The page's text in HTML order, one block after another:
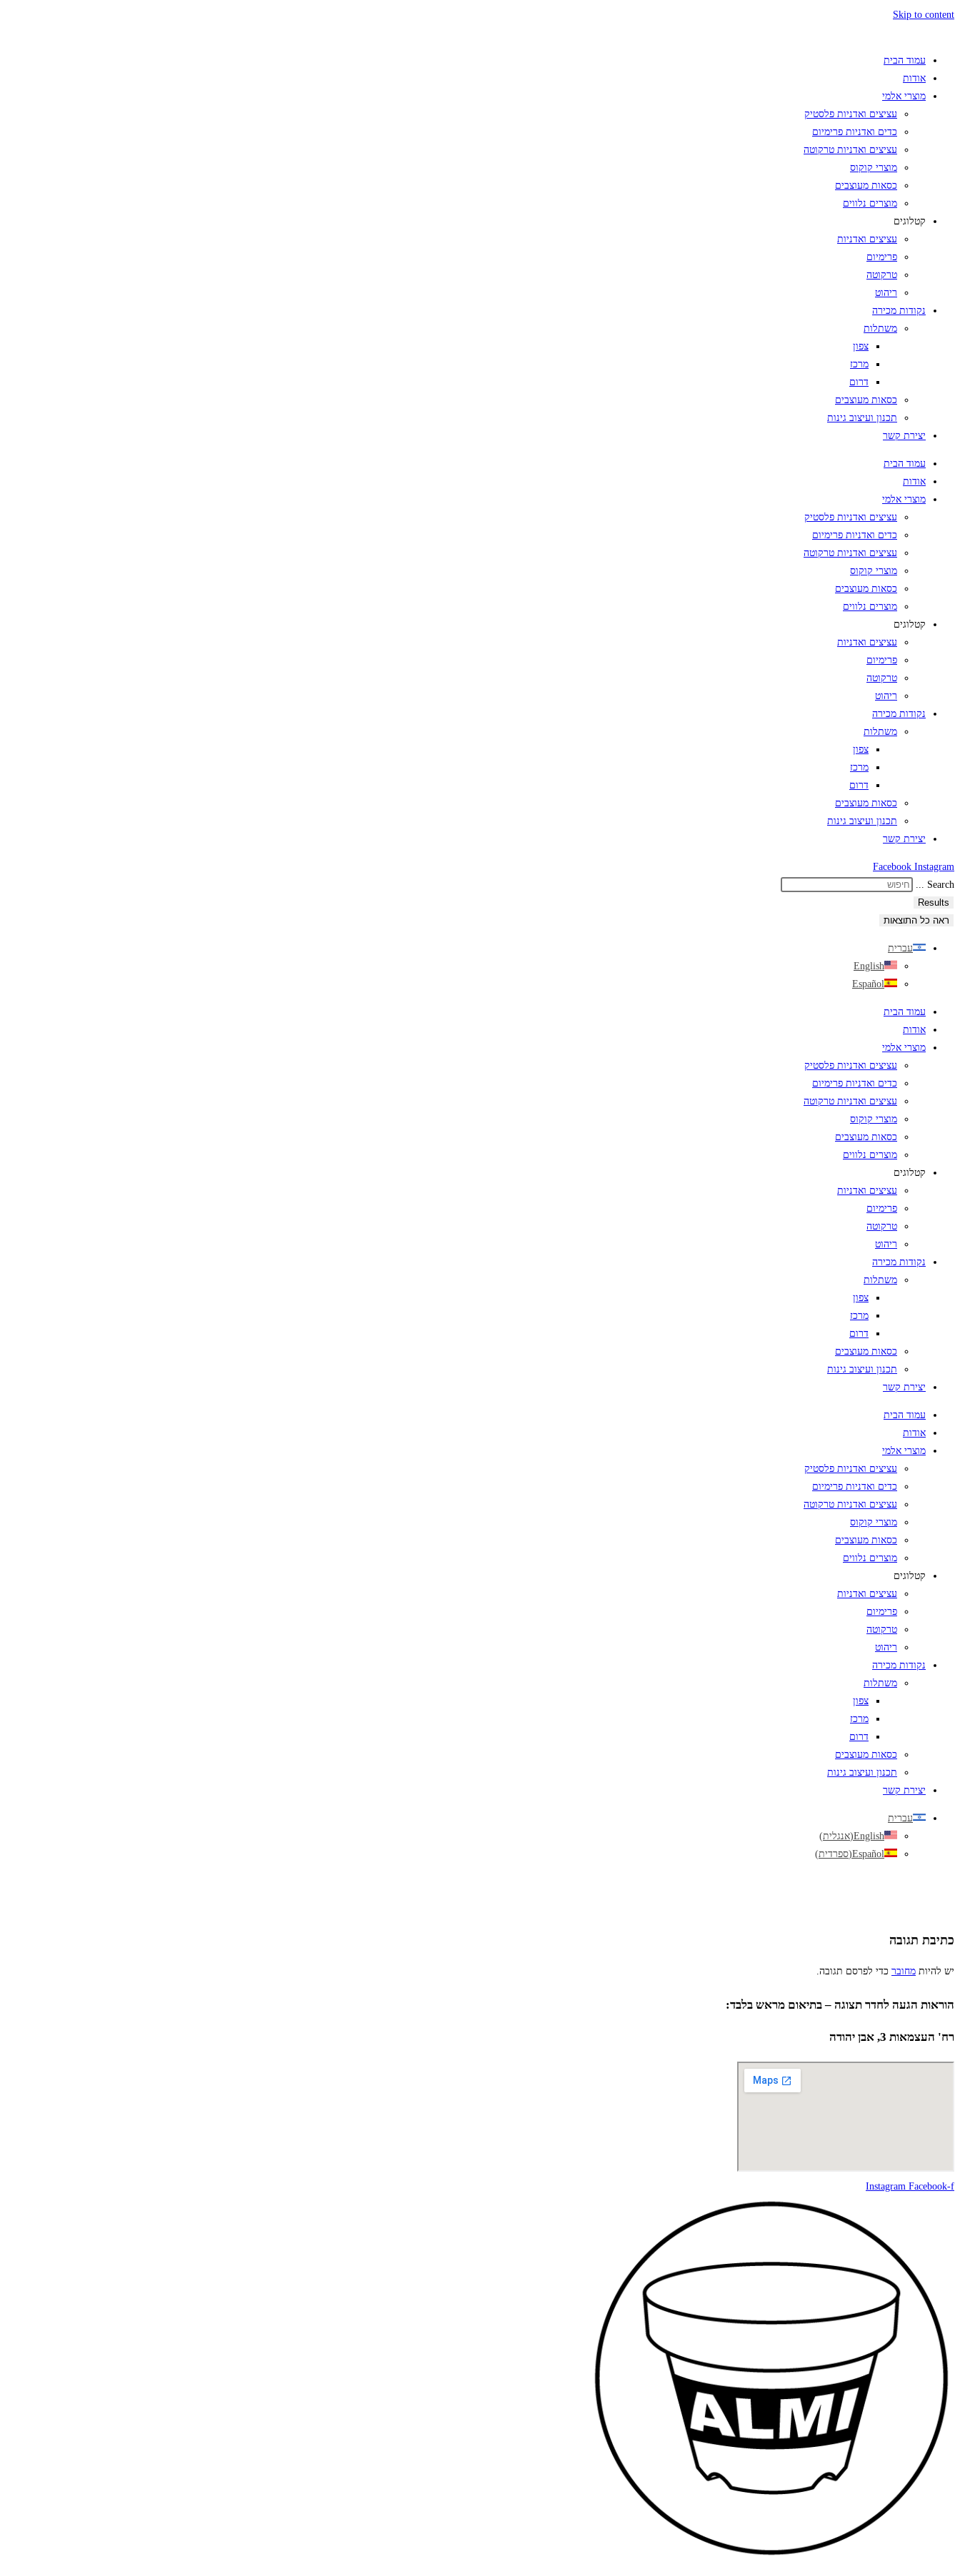
Skip to content
עמוד הבית
אודות
מוצרי אלמי
עציצים ואדניות פלסטיק
כדים ואדניות פרימיום
עציצים ואדניות טרקוטה
מוצרי קוקוס
כסאות מעוצבים
מוצרים נלווים
קטלוגים
עציצים ואדניות
פרימיום
טרקוטה
ריהוט
נקודות מכירה
משתלות
צפון
מרכז
דרום
כסאות מעוצבים
תכנון ועיצוב גינות
יצירת קשר
עמוד הבית
אודות
מוצרי אלמי
עציצים ואדניות פלסטיק
כדים ואדניות פרימיום
עציצים ואדניות טרקוטה
מוצרי קוקוס
כסאות מעוצבים
מוצרים נלווים
קטלוגים
עציצים ואדניות
פרימיום
טרקוטה
ריהוט
נקודות מכירה
משתלות
צפון
מרכז
דרום
כסאות מעוצבים
תכנון ועיצוב גינות
יצירת קשר
Facebook Instagram
Search ...
Results
ראה כל התוצאות
עברית
English
Español
עמוד הבית
אודות
מוצרי אלמי
עציצים ואדניות פלסטיק
כדים ואדניות פרימיום
עציצים ואדניות טרקוטה
מוצרי קוקוס
כסאות מעוצבים
מוצרים נלווים
קטלוגים
עציצים ואדניות
פרימיום
טרקוטה
ריהוט
נקודות מכירה
משתלות
צפון
מרכז
דרום
כסאות מעוצבים
תכנון ועיצוב גינות
יצירת קשר
עמוד הבית
אודות
מוצרי אלמי
עציצים ואדניות פלסטיק
כדים ואדניות פרימיום
עציצים ואדניות טרקוטה
מוצרי קוקוס
כסאות מעוצבים
מוצרים נלווים
קטלוגים
עציצים ואדניות
פרימיום
טרקוטה
ריהוט
נקודות מכירה
משתלות
צפון
מרכז
דרום
כסאות מעוצבים
תכנון ועיצוב גינות
יצירת קשר
עברית
English
(אנגלית)
Español
(ספרדית)
כתיבת תגובה
יש להיות מחובר כדי לפרסם תגובה.
הוראות הגעה לחדר תצוגה – בתיאום מראש בלבד:
רח' העצמאות 3, אבן יהודה
Instagram Facebook-f